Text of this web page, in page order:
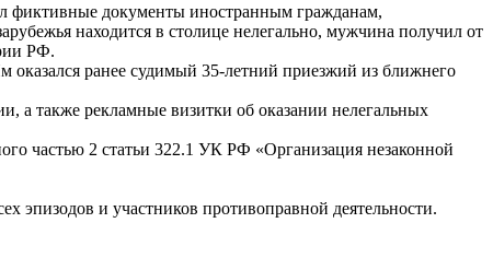
фиктивные документы иностранным гражданам,
находится в столице нелегально, мужчина получил от
РФ.
ранее судимый 35-летний приезжий из ближнего
а также рекламные визитки об оказании нелегальных
частью 2 статьи 322.1 УК РФ «Организация незаконной
эпизодов и участников противоправной деятельности.